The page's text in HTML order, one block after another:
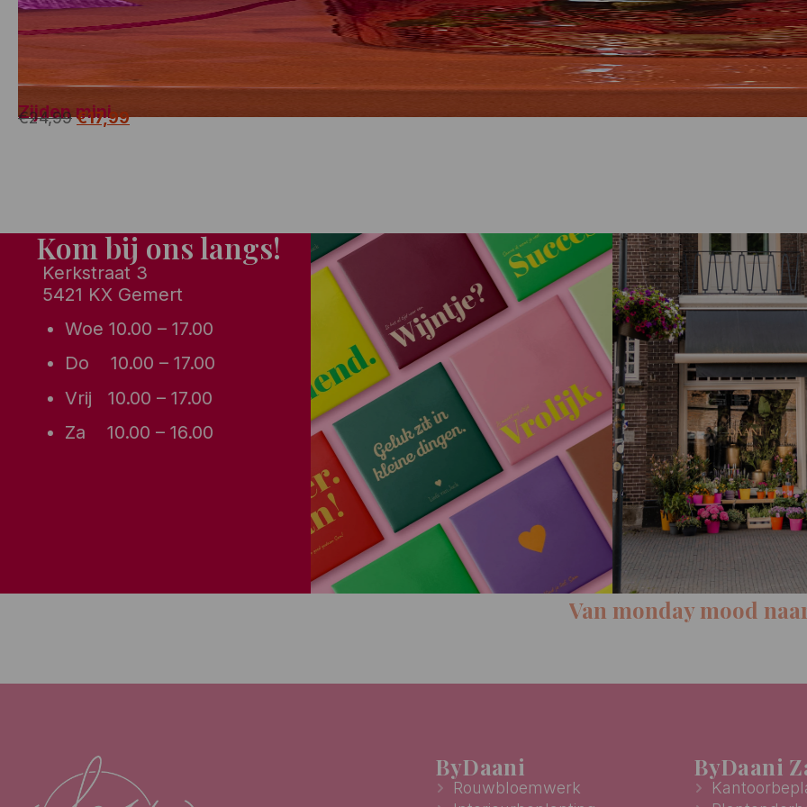
Bekijken
Zijden mini
€24,99 €17,99
Kom bij ons langs!
Kerkstraat 3
5421 KX Gemert
Woe 10.00 – 17.00
Do 10.00 – 17.00
Vrij 10.00 – 17.00
Za 10.00 – 16.00
Van monday mood naar flower mood
ByDaani
Rouwbloemwerk
ByDaani